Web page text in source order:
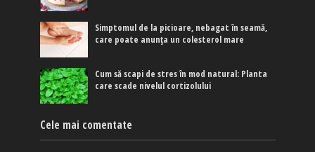
Simptomul de la picioare, nebagat în seamă,
care poate anunța un colesterol mare
Cum să scapi de stres în mod natural: Planta
care scade nivelul cortizolului
Cele mai comentate